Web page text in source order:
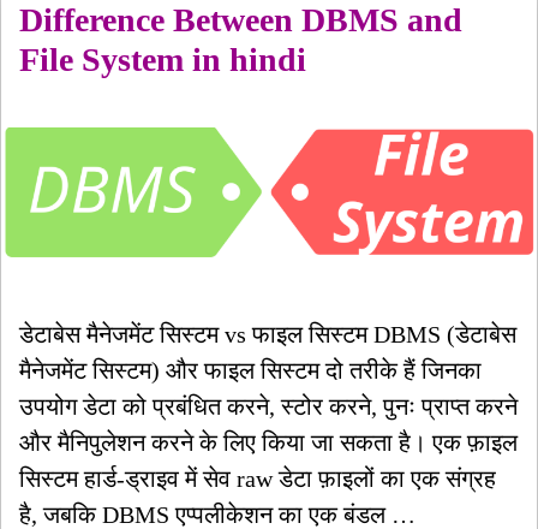
इसके
क्या
Difference Between DBMS and
File System in hindi
डेटाबेस मैनेजमेंट सिस्टम vs फाइल सिस्टम DBMS (डेटाबेस
मैनेजमेंट सिस्टम) और फाइल सिस्टम दो तरीके हैं जिनका
उपयोग डेटा को प्रबंधित करने, स्टोर करने, पुनः प्राप्त करने
और मैनिपुलेशन करने के लिए किया जा सकता है। एक फ़ाइल
सिस्टम हार्ड-ड्राइव में सेव raw डेटा फ़ाइलों का एक संग्रह
है, जबकि DBMS एप्पलीकेशन का एक बंडल …